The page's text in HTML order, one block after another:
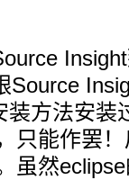
Source
方法安装
只能作罢
虽然